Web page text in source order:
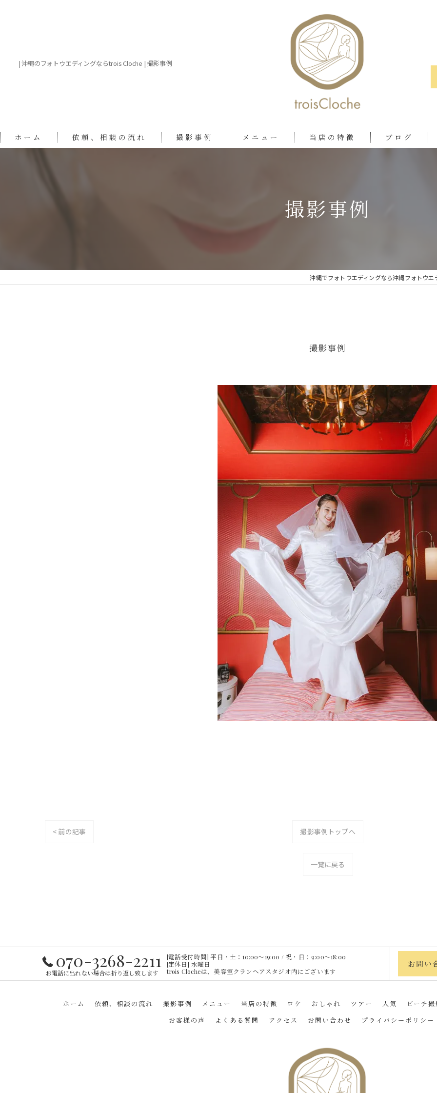
| 沖縄のフォトウエディングならtrois Cloche | 撮影事例
ホーム 依頼、相談の流れ 撮影事例 メニュー 当店の特徴
ツアー
美容師が作るフォトウェディング
ブログ
撮影事例
沖縄でフォトウエディングなら沖縄フォトウ
撮影事例
< 前の記事 撮影事例トップへ
一覧に戻る
070-3268-2211
お電話に出れない場合は折り返し致します
[電話受付時間] 平日・土：10:00〜19:00 / 祝・日：9:00〜18:00
[定休日] 水曜日
trois Clocheは、美容室クランヘアスタジオ内にございます
お問い
ホーム 依頼、相談の流れ 撮影事例 メニュー 当店の特徴 ロケ おしゃれ ツアー 人気 ビーチ撮
お客様の声
よくある質問 アクセス お問い合わせ プライバシーポリシー